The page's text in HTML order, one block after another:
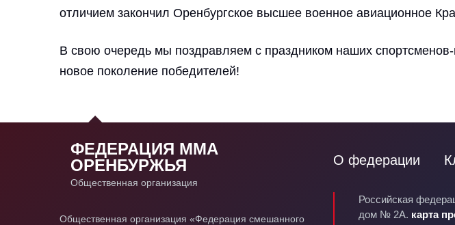
отличием закончил Оренбургское высшее военное авиационное
В свою очередь мы поздравляем с праздником наших
новое поколение победителей!
ФЕДЕРАЦИЯ ММА
ОРЕНБУРЖЬЯ
Общественная организация
Общественная организация «Федерация смешанного
О федерации
Российская
дом № 2А. карта